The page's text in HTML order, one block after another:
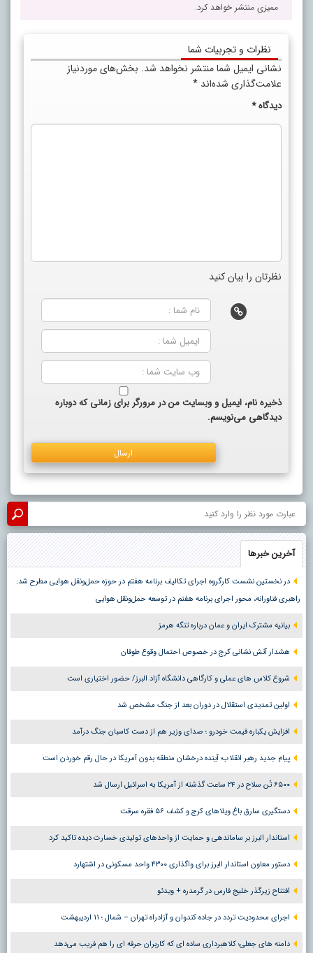
ممیزی منتشر خواهد کرد.
نظرات و تجربیات شما
نشانی ایمیل شما منتشر نخواهد شد. بخش‌های موردنیاز
علامت‌گذاری شده‌اند *
دیدگاه*
نظرتان را بیان کنید
ذخیره نام، ایمیل و وبسایت من در مرورگر برای زمانی که دوباره
دیدگاهی می‌نویسم.
آخرین خبرها
در نخستین نشست کارگروه اجرای تکالیف برنامه هفتم در حوزه حمل‌ونقل هوایی مطرح شد:
راهبری فناورانه، محور اجرای برنامه هفتم در توسعه حمل‌ونقل هوایی
بیانیه مشترک ایران و عمان درباره تنگه هرمز
هشدار آتش نشانی کرج در خصوص احتمال وقوع طوفان
شروع کلاس های عملی و کارگاهی دانشگاه آزاد البرز/ حضور اختیاری است
اولین تمدیدی استقلال در دوران بعد از جنگ مشخص شد
افزایش یکباره قیمت خودرو ؛ صدای وزیر هم از دست کاسبان جنگ درآمد
پیام جدید رهبر انقلاب؛ آینده درخشان منطقه بدون آمریکا در حال رقم خوردن است
۶۵۰۰ تُن سلاح در ۲۴ ساعت گذشته از آمریکا به اسرائیل ارسال شد
دستگیری سارق باغ ویلاهای کرج و کشف ۵۶ فقره سرقت
استاندار البرز بر ساماندهی و حمایت از واحدهای تولیدی خسارت دیده تاکید کرد
دستور معاون استاندار البرز برای واگذاری ۴۳۰۰ واحد مسکونی در اشتهارد
افتتاح زیرگذر خلیج فارس در گرمدره + ویدئو
اجرای محدودیت تردد در جاده کندوان و آزادراه تهران – شمال ؛ ١١ اردیبهشت
دامنه های جعلی؛ کلاهبرداری ساده ای که کاربران حرفه ای را هم فریب می‌دهد